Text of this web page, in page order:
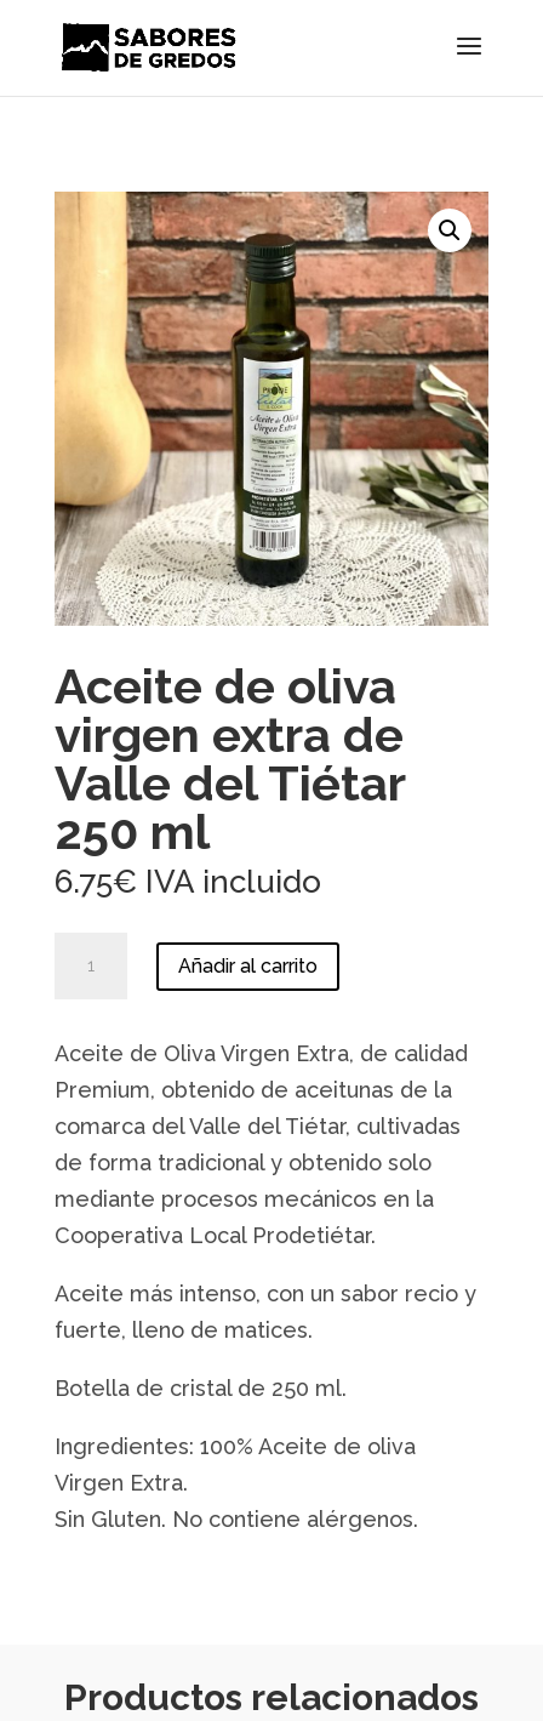
Aceite de oliva
virgen extra de
Valle del Tiétar
250 ml
6.75€ IVA incluido
extra
de
del
Tiétar
250
ml
cantidad
Añadir al carrito
Aceite de Oliva Virgen Extra, de calidad
Premium, obtenido de aceitunas de la
comarca del Valle del Tiétar, cultivadas
de forma tradicional y obtenido solo
mediante procesos mecánicos en la
Cooperativa Local Prodetiétar.
Aceite más intenso, con un sabor recio y
fuerte, lleno de matices.
Botella de cristal de 250 ml.
Ingredientes: 100% Aceite de oliva
Virgen Extra.
Sin Gluten. No contiene alérgenos.
Productos relacionados